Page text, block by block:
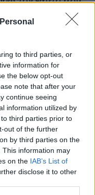
to third parties, or
information for
the below opt-out
note that after your
continue seeing
information utilized by
third parties prior to
out of the further
by third parties on the
This information may
on the IAB’s List of
disclose it to other
“Persepolis”